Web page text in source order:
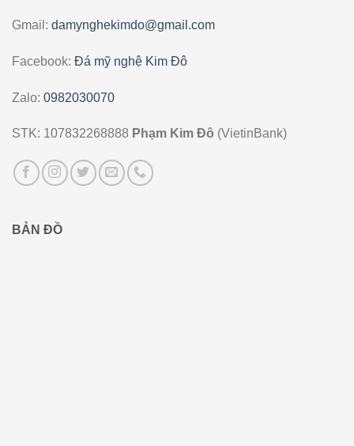
Gmail: damynghekimdo@gmail.com
Facebook: Đá mỹ nghệ Kim Đô
Zalo: 0982030070
STK: 107832268888 Phạm Kim Đô (VietinBank)
BẢN ĐỒ